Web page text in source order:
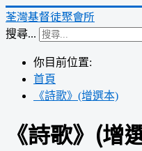
荃灣基督徒聚會所
搜尋...
你目前位置:
首頁
《詩歌》(增選本)
《詩歌》(增